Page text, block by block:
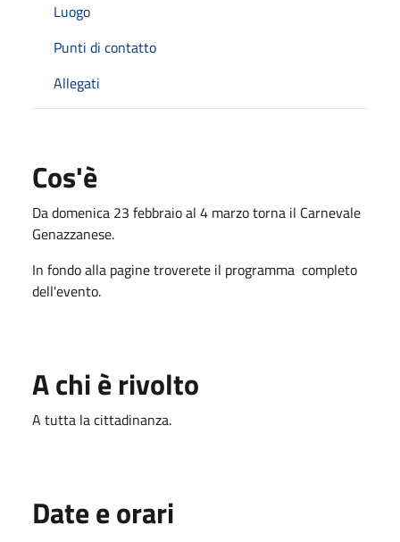
Luogo
Punti di contatto
Allegati
Cos'è
Da domenica 23 febbraio al 4 marzo torna il Carnevale
Genazzanese.
In fondo alla pagine troverete il programma completo
dell'evento.
A chi è rivolto
A tutta la cittadinanza.
Date e orari